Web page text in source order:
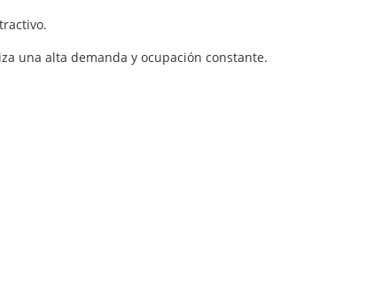
una alta demanda y ocupación constante.